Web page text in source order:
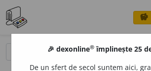
savings
🎉 dexonline® împlinește 25
De un sfert de secol suntem aici,